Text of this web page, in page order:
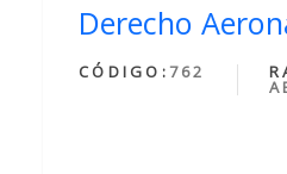
Derecho
CÓDIGO: 762